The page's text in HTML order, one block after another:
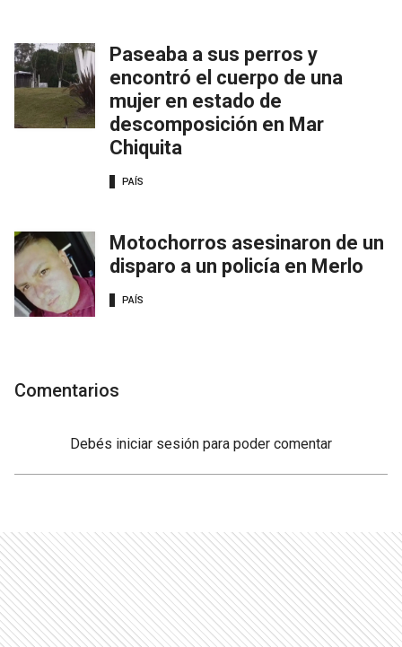
Paseaba a sus perros y
encontró el cuerpo de una
mujer en estado de
descomposición en Mar
Chiquita
PAÍS
Motochorros asesinaron de un
disparo a un policía en Merlo
PAÍS
Comentarios
Debés iniciar sesión para poder comentar